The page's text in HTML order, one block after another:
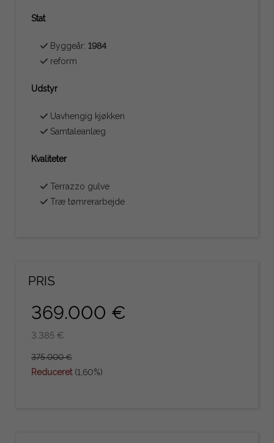
Stat
Byggeår:1984
reform
Udstyr
Uavhengig kjøkken
Samtaleanlæg
Kvaliteter
Terrazzo gulve
Træ tømrerarbejde
PRIS
369.000 €
3.385 €
375.000 €
Reduceret (1,60%)